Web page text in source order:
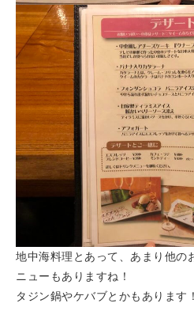
地中海料理とあって、あまり他の
ニューもありますね！
タジン鍋やケバブとかもあります！